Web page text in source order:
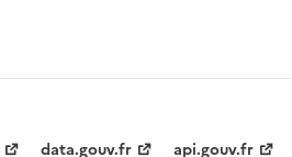
data.gouv.fr api.gouv.fr